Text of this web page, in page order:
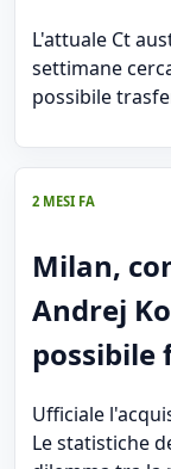
L'attuale Ct
settimane
possibile
2 MESI FA
Milan,
Andrej
possibile
Ufficiale
Le statistiche